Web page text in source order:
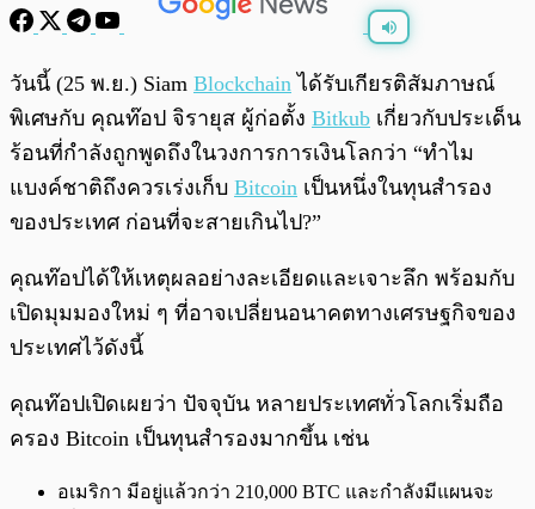
0:00
วันนี้ (25 พ.ย.) Siam Blockchain ได้รับเกียรติสัมภาษณ์
พิเศษกับ คุณท๊อป จิรายุส ผู้ก่อตั้ง Bitkub เกี่ยวกับประเด็น
ร้อนที่กำลังถูกพูดถึงในวงการการเงินโลกว่า “ทำไม
แบงค์ชาติถึงควรเร่งเก็บ Bitcoin เป็นหนึ่งในทุนสำรอง
ของประเทศ ก่อนที่จะสายเกินไป?”
คุณท๊อปได้ให้เหตุผลอย่างละเอียดและเจาะลึก พร้อมกับ
เปิดมุมมองใหม่ ๆ ที่อาจเปลี่ยนอนาคตทางเศรษฐกิจของ
ประเทศไว้ดังนี้
คุณท๊อปเปิดเผยว่า ปัจจุบัน หลายประเทศทั่วโลกเริ่มถือ
ครอง Bitcoin เป็นทุนสำรองมากขึ้น เช่น
อเมริกา มีอยู่แล้วกว่า 210,000 BTC และกำลังมีแผนจะ